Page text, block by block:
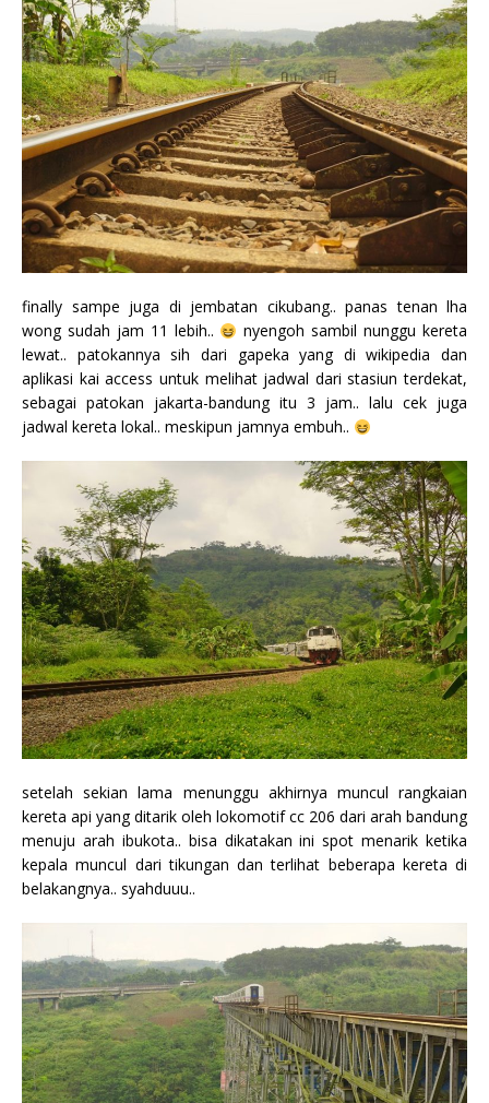
finally sampe juga di jembatan cikubang.. panas tenan lha
wong sudah jam 11 lebih..
nyengoh sambil nunggu kereta
lewat.. patokannya sih dari gapeka yang di wikipedia dan
aplikasi kai access untuk melihat jadwal dari stasiun terdekat,
sebagai patokan jakarta-bandung itu 3 jam.. lalu cek juga
jadwal kereta lokal.. meskipun jamnya embuh..
setelah sekian lama menunggu akhirnya muncul rangkaian
kereta api yang ditarik oleh lokomotif cc 206 dari arah bandung
menuju arah ibukota.. bisa dikatakan ini spot menarik ketika
kepala muncul dari tikungan dan terlihat beberapa kereta di
belakangnya.. syahduuu..